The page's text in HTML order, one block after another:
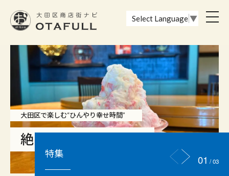
Select Language ▼
大田区で楽しむ“ひんやり幸せ時間”
絶品かき氷特集2026
特集
下町の銘菓から隠れ家スイーツまで
京急沿線で愛される手土産特集
特集
【大田区】鉄板に広がる香りと音♪
熱々を楽しむ「お好み焼き」特
集
特集 1 / 3